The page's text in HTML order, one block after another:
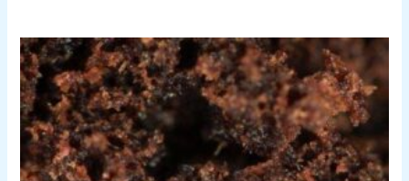
Prijsklasse:
$14.00
tot
$228.00